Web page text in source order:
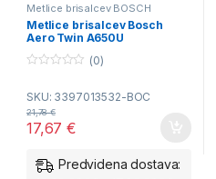
Metlice brisalcev BOSCH
Aerotwin - spredaj
Metlice brisalcev Bosch
Aero Twin A650U
u
t
o
f
(0)
SKU: 3397013532-BOC
17,67€
21,78€
Predvidena dostava: